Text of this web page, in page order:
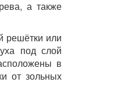
а также
решётки или
под слой
в
от зольных